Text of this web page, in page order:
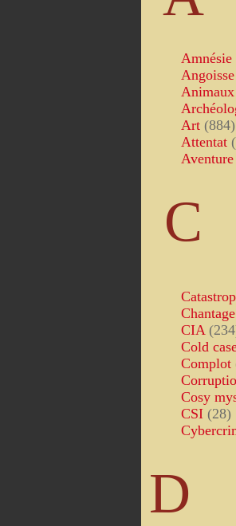
Amnésie
Angoisse
Animaux
Art (884)
Attentat
Aventure
C
Chantage
CIA
Cold
Complot
Cosy
CSI (28)
D